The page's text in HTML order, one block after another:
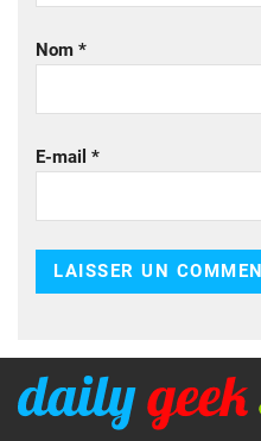
Nom *
E-mail *